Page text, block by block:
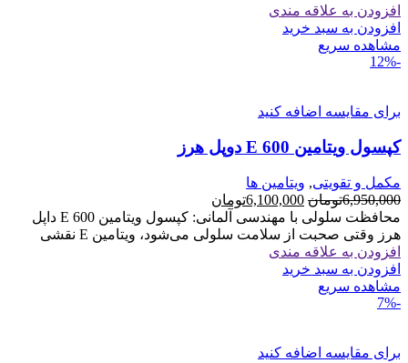
افزودن به علاقه مندی
افزودن به سبد خرید
مشاهده سریع
-12%
برای مقایسه اضافه کنید
کپسول ویتامین E 600 دوپل هرز
مکمل و تقویتی, ویتامین ها
6,950,000تومان قیمت
اصلی
6,950,000تومان
بود.
6,100,000تومان
فعلی
6,100,000تومان
محافظت سلولی با مهندسی آلمانی: کپسول ویتامین E 600 داپل
هرز وقتی صحبت از سلامت سلولی می‌شود، ویتامین E نقشی
افزودن به علاقه مندی
افزودن به سبد خرید
مشاهده سریع
-7%
برای مقایسه اضافه کنید